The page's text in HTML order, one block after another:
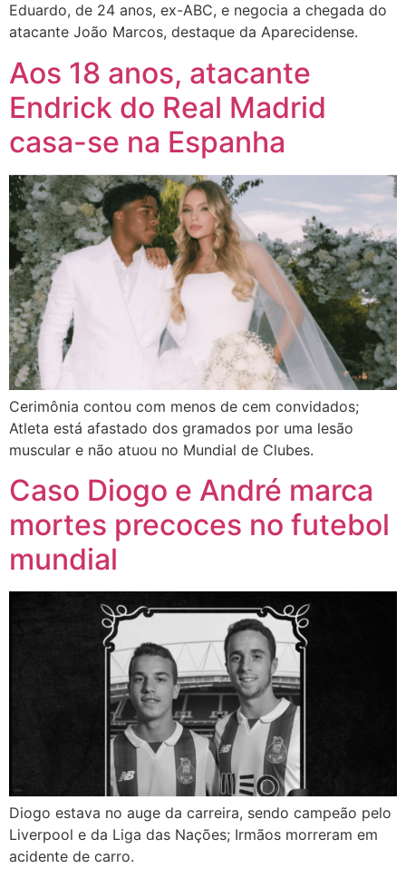
Eduardo, de 24 anos, ex-ABC, e negocia a chegada do
atacante João Marcos, destaque da Aparecidense.
Aos 18 anos, atacante
Endrick do Real Madrid
casa-se na Espanha
Cerimônia contou com menos de cem convidados;
Atleta está afastado dos gramados por uma lesão
muscular e não atuou no Mundial de Clubes.
Caso Diogo e André marca
mortes precoces no futebol
mundial
Diogo estava no auge da carreira, sendo campeão pelo
Liverpool e da Liga das Nações; Irmãos morreram em
acidente de carro.